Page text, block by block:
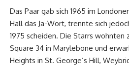
Das Paar gab sich 1965 im
Hall das Ja-Wort, trennte sich
1975 scheiden. Die Starrs wohnten
Square 34 in Marylebone und
Heights in St. George’s Hill,